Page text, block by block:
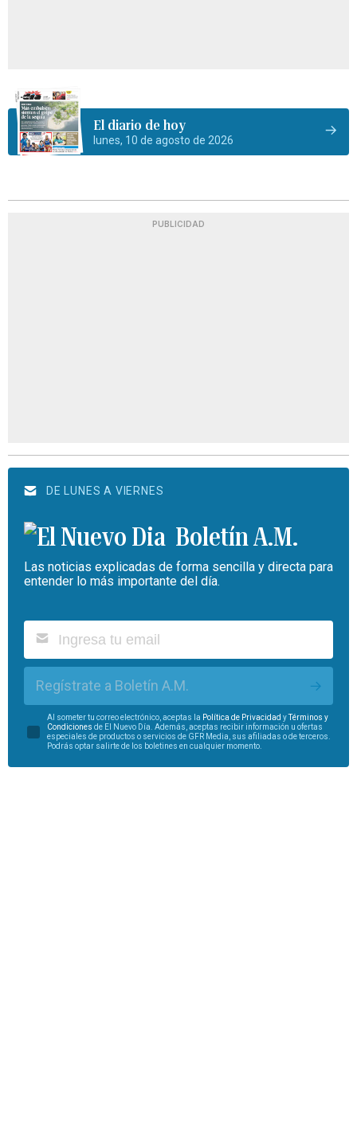
El diario de hoy
lunes, 10 de agosto de 2026
PUBLICIDAD
DE LUNES A VIERNES
Boletín A.M.
Las noticias explicadas de forma sencilla y directa para
entender lo más importante del día.
Regístrate a Boletín A.M.
Al someter tu correo electrónico, aceptas la Política de Privacidad y
Términos y
Condiciones de El Nuevo Día. Además, aceptas recibir información u ofertas
especiales de productos o servicios de GFR Media, sus afiliadas o de terceros.
Podrás optar salirte de los boletines en cualquier momento.